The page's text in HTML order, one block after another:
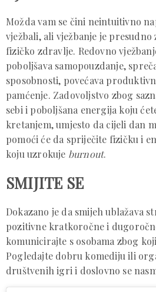
Možda vam se čini neintuitivno
vježbali, ali vježbanje je presudno
fizičko zdravlje. Redovno
poboljšava samopouzdanje,
sposobnosti, povećava
pamćenje. Zadovoljstvo zbog
sebi i poboljšana energija koju
kretanjem, umjesto da cijeli dan
pomoći će da spriječite fizičku i
koju uzrokuje burnout.
SMIJITE SE
Dokazano je da smijeh ublažava
pozitivne kratkoročne i
komunicirajte s osobama zbog
Pogledajte dobru komediju ili
društvenih igri i doslovno se